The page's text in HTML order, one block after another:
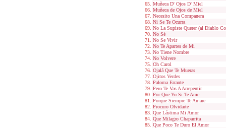
Muñeca D' Ojos D' Miel
Muñeca de Ojos de Miel
Necesito Una Companera
Ni Se Te Ocurra
No La Supiste Querer (al Diablo
No Sé
No Se Vivir
No Te Apartes de Mi
No Tiene Nombre
No Volvere
Oh Carol
Ojalá Que Te Mueras
Ojitos Verdes
Paloma Errante
Pero Te Vas A Arrepentir
Por Que Yo Si Te Ame
Porque Siempre Te Amare
Procuro Olvidarte
Que Lástima Mi Amor
Que Milagro Chaparrita
Que Poco Te Duro El Amor